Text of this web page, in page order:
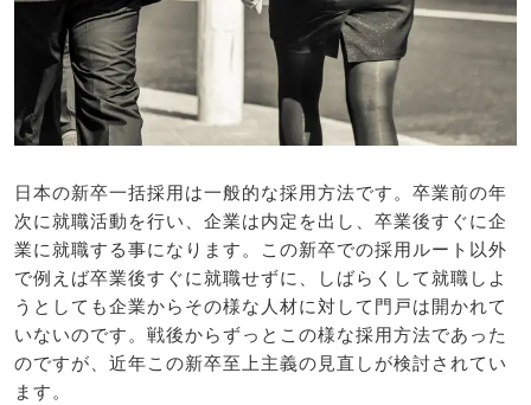
日本の新卒一括採用は一般的な採用方法です。卒業前の年
次に就職活動を行い、企業は内定を出し、卒業後すぐに企
業に就職する事になります。この新卒での採用ルート以外
で例えば卒業後すぐに就職せずに、しばらくして就職しよ
うとしても企業からその様な人材に対して門戸は開かれて
いないのです。戦後からずっとこの様な採用方法であった
のですが、近年この新卒至上主義の見直しが検討されてい
ます。